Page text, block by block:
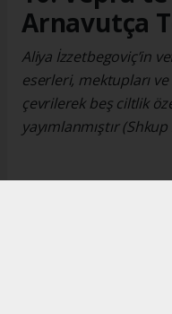
Arnavutça
Aliya İzzetbegoviç’in
eserleri, mektupları
çevrilerek beş ciltlik
yayımlanmıştır